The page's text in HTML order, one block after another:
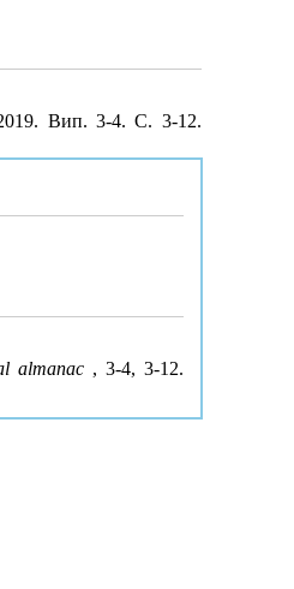
Вип. 3-4. С. 3-12.
almanac , 3-4, 3-12.